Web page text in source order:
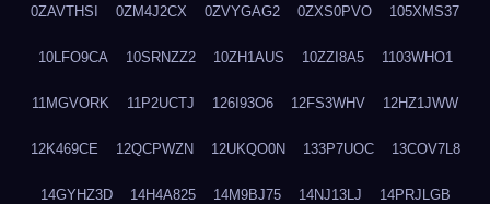
0ZAVTHSI 0ZM4J2CX 0ZVYGAG2 0ZXS0PVO 105XMS37
10LFO9CA 10SRNZZ2 10ZH1AUS 10ZZI8A5 1103WHO1
11MGVORK 11P2UCTJ 126I93O6 12FS3WHV 12HZ1JWW
12K469CE 12QCPWZN 12UKQO0N 133P7UOC 13COV7L8
14GYHZ3D 14H4A825 14M9BJ75 14NJ13LJ 14PRJLGB